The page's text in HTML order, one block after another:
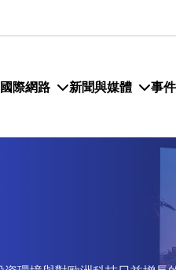
際網路 新聞與媒體 事件